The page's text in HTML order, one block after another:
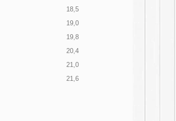
18,5
19,0
19,8
20,4
21,0
21,6